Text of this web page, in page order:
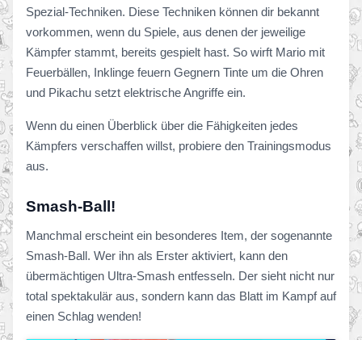
Spezial-Techniken. Diese Techniken können dir bekannt
vorkommen, wenn du Spiele, aus denen der jeweilige
Kämpfer stammt, bereits gespielt hast. So wirft Mario mit
Feuerbällen, Inklinge feuern Gegnern Tinte um die Ohren
und Pikachu setzt elektrische Angriffe ein.
Wenn du einen Überblick über die Fähigkeiten jedes
Kämpfers verschaffen willst, probiere den Trainingsmodus
aus.
Smash-Ball!
Manchmal erscheint ein besonderes Item, der sogenannte
Smash-Ball. Wer ihn als Erster aktiviert, kann den
übermächtigen Ultra-Smash entfesseln. Der sieht nicht nur
total spektakulär aus, sondern kann das Blatt im Kampf auf
einen Schlag wenden!